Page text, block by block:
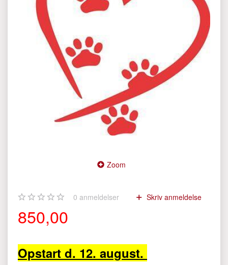
Zoom
0 anmeldelser Skriv anmeldelse
850,00
Opstart d. 12. august.